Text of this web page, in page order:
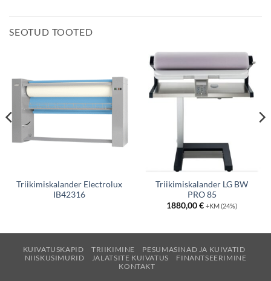
SEOTUD TOOTED
Triikimiskalander Electrolux
IB42316
Triikimiskalander LG BW
PRO 85
1880,00€ +KM (24%)
KUIVATUSKAPID TRIIKIMINE
PESUMASINAD JA KUIVATID
NIISKUSIMURID
JALATSITE KUIVATUS
FINANTSEERIMINE
KONTAKT